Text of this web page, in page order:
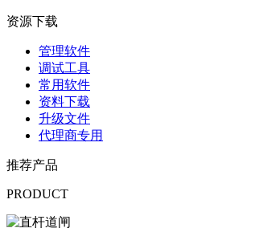
资源下载
管理软件
调试工具
常用软件
资料下载
升级文件
代理商专用
推荐产品
PRODUCT